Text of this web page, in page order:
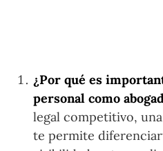
¿Por qué es
personal como
legal competitivo,
te permite